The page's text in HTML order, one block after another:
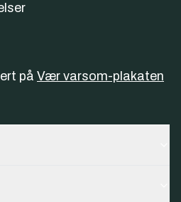
på Vær varsom-plakaten